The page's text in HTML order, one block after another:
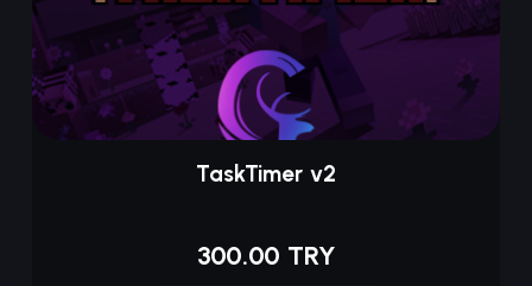
TaskTimer v2
300.00 TRY